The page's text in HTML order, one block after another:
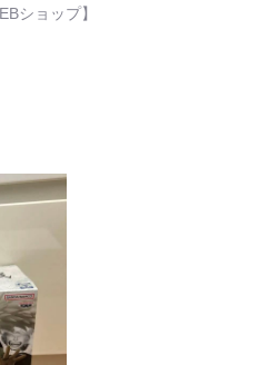
ショップ】